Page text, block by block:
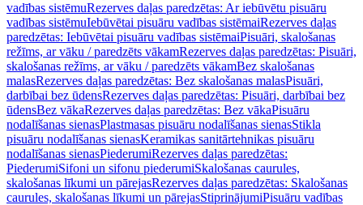
vadības sistēmuRezerves daļas paredzētas: Ar iebūvētu pisuāru
vadības sistēmuIebūvētai pisuāru vadības sistēmaiRezerves daļas
paredzētas: Iebūvētai pisuāru vadības sistēmaiPisuāri, skalošanas
režīms, ar vāku / paredzēts vākamRezerves daļas paredzētas: Pisuāri,
skalošanas režīms, ar vāku / paredzēts vākamBez skalošanas
malasRezerves daļas paredzētas: Bez skalošanas malasPisuāri,
darbībai bez ūdensRezerves daļas paredzētas: Pisuāri, darbībai bez
ūdensBez vākaRezerves daļas paredzētas: Bez vākaPisuāru
nodalīšanas sienasPlastmasas pisuāru nodalīšanas sienasStikla
pisuāru nodalīšanas sienasKeramikas sanitārtehnikas pisuāru
nodalīšanas sienasPiederumiRezerves daļas paredzētas:
PiederumiSifoni un sifonu piederumiSkalošanas caurules,
skalošanas līkumi un pārejasRezerves daļas paredzētas: Skalošanas
caurules, skalošanas līkumi un pārejasStiprinājumiPisuāru vadības